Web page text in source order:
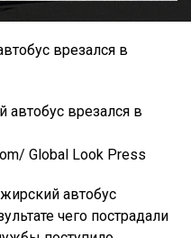
врезался в
Global Look Press
автобус
чего пострадали